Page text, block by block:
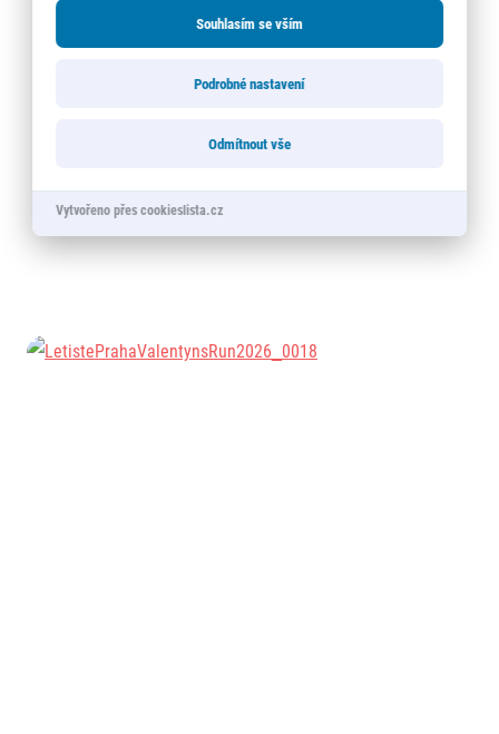
Souhlasím se vším
Podrobné nastavení
Odmítnout vše
Vytvořeno přes cookieslista.cz